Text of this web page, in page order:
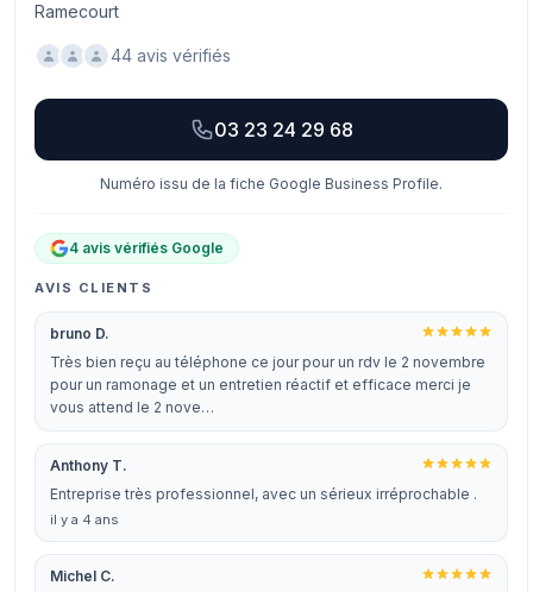
Ramecourt
44 avis vérifiés
03 23 24 29 68
Numéro issu de la fiche Google Business Profile.
4 avis vérifiés Google
AVIS CLIENTS
bruno D.
Très bien reçu au téléphone ce jour pour un rdv le 2 novembre
pour un ramonage et un entretien réactif et efficace merci je
vous attend le 2 nove…
Anthony T.
Entreprise très professionnel, avec un sérieux irréprochable .
il y a 4 ans
Michel C.